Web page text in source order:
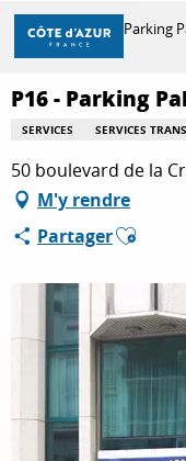
Aller
contenu
principal
À FAIRE
SÉJOURNER
Accueil P16 - Parking
P16 - Parking
SERVICES SERVICES
50 boulevard de la
M'y rendre
PartagerAjouter